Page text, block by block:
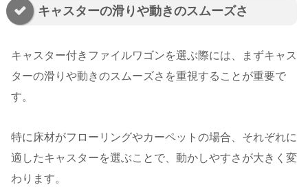
キャスターの滑りや動きのスムーズさ
キャスター付きファイルワゴンを選ぶ際には、まずキャス
ターの滑りや動きのスムーズさを重視することが重要で
す。
特に床材がフローリングやカーペットの場合、それぞれに
適したキャスターを選ぶことで、動かしやすさが大きく変
わります。